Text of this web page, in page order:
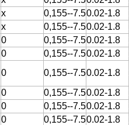
x 0,155--7.50.02-1.8
x 0,155--7.50.02-1.8
0 0,155--7.50.02-1.8
0 0,155--7.50.02-1.8
0 0,155--7.50.02-1.8
0 0,155--7.50.02-1.8
0 0,155--7.50.02-1.8
0 0,155--7.50.02-1.8